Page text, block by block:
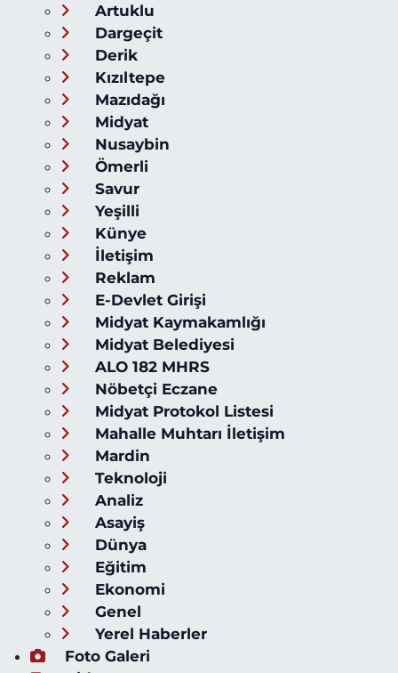
Artuklu
Dargeçit
Derik
Kızıltepe
Mazıdağı
Midyat
Nusaybin
Ömerli
Savur
Yeşilli
Künye
İletişim
Reklam
E-Devlet Girişi
Midyat Kaymakamlığı
Midyat Belediyesi
ALO 182 MHRS
Nöbetçi Eczane
Midyat Protokol Listesi
Mahalle Muhtarı İletişim
Mardin
Teknoloji
Analiz
Asayiş
Dünya
Eğitim
Ekonomi
Genel
Yerel Haberler
Foto Galeri